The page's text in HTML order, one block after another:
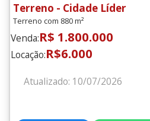
Terreno - Cidade Líder
Terreno com 880 m²
Venda:R$ 1.800.000
Locação:R$6.000
Atualizado: 10/07/2026